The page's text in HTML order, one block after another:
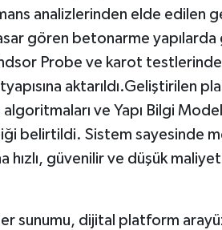
analizlerinden elde edilen
gören betonarme
Probe ve karot
aktarıldı.Geliştirilen
ve Yapı Bilgi
belirtildi. Sistem sayesinde
hızlı, güvenilir ve düşük
sunumu, dijital platform